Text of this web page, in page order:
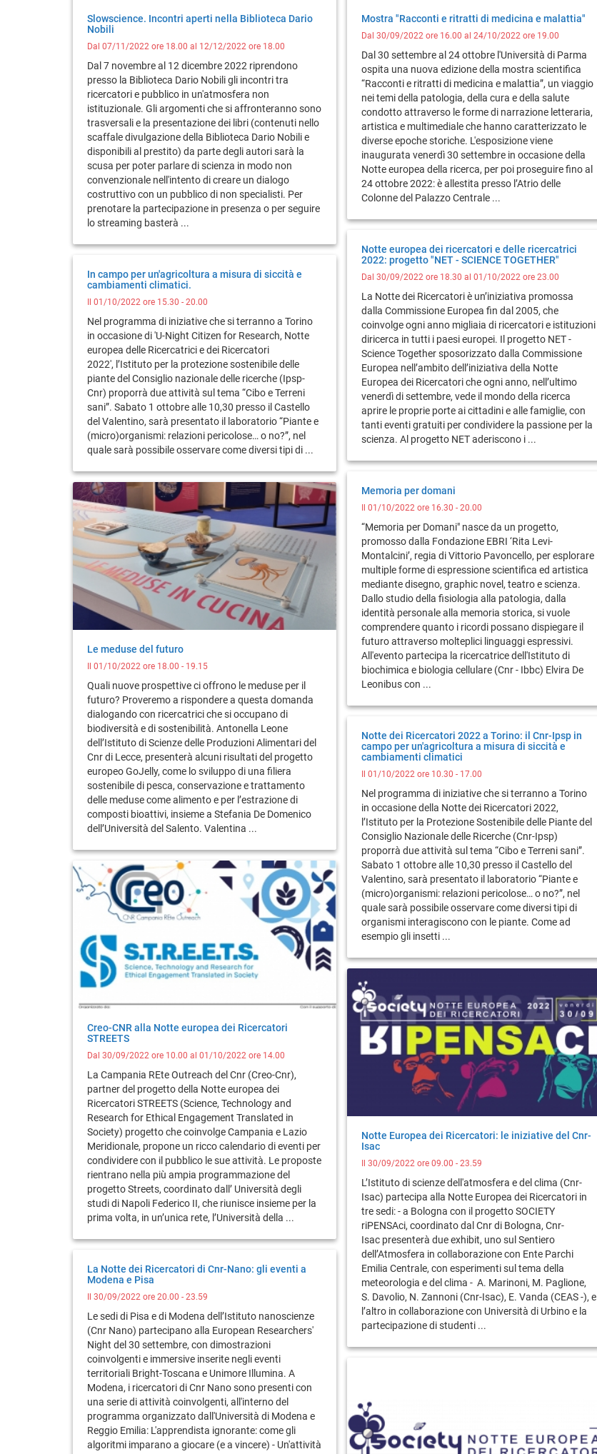
Slowscience. Incontri aperti nella Biblioteca Dario
Nobili
Dal 07/11/2022 ore 18.00 al 12/12/2022 ore 18.00
Dal 7 novembre al 12 dicembre 2022 riprendono
presso la Biblioteca Dario Nobili gli incontri tra
ricercatori e pubblico in un'atmosfera non
istituzionale. Gli argomenti che si affronteranno sono
trasversali e la presentazione dei libri (contenuti nello
scaffale divulgazione della Biblioteca Dario Nobili e
disponibili al prestito) da parte degli autori sarà la
scusa per poter parlare di scienza in modo non
convenzionale nell'intento di creare un dialogo
costruttivo con un pubblico di non specialisti. Per
prenotare la partecipazione in presenza o per seguire
lo streaming basterà ...
Mostra "Racconti e ritratti di medicina e malattia"
Dal 30/09/2022 ore 16.00 al 24/10/2022 ore 19.00
Dal 30 settembre al 24 ottobre l'Università di Parma
ospita una nuova edizione della mostra scientifica
“Racconti e ritratti di medicina e malattia”, un viaggio
nei temi della patologia, della cura e della salute
condotto attraverso le forme di narrazione letteraria,
artistica e multimediale che hanno caratterizzato le
diverse epoche storiche. L'esposizione viene
inaugurata venerdì 30 settembre in occasione della
Notte europea della ricerca, per poi proseguire fino al
24 ottobre 2022: è allestita presso l’Atrio delle
Colonne del Palazzo Centrale ...
Notte europea dei ricercatori e delle ricercatrici
2022: progetto "NET - SCIENCE TOGETHER"
Dal 30/09/2022 ore 18.30 al 01/10/2022 ore 23.00
La Notte dei Ricercatori è un’iniziativa promossa
dalla Commissione Europea fin dal 2005, che
coinvolge ogni anno migliaia di ricercatori e istituzioni
diricerca in tutti i paesi europei. Il progetto NET -
Science Together sposorizzato dalla Commissione
Europea nell’ambito dell’iniziativa della Notte
Europea dei Ricercatori che ogni anno, nell’ultimo
venerdì di settembre, vede il mondo della ricerca
aprire le proprie porte ai cittadini e alle famiglie, con
tanti eventi gratuiti per condividere la passione per la
scienza. Al progetto NET aderiscono i ...
In campo per un'agricoltura a misura di siccità e
cambiamenti climatici.
Il 01/10/2022 ore 15.30 - 20.00
Nel programma di iniziative che si terranno a Torino
in occasione di 'U-Night Citizen for Research, Notte
europea delle Ricercatrici e dei Ricercatori
2022', l’Istituto per la protezione sostenibile delle
piante del Consiglio nazionale delle ricerche (Ipsp-
Cnr) proporrà due attività sul tema “Cibo e Terreni
sani”. Sabato 1 ottobre alle 10,30 presso il Castello
del Valentino, sarà presentato il laboratorio “Piante e
(micro)organismi: relazioni pericolose… o no?”, nel
quale sarà possibile osservare come diversi tipi di ...
Memoria per domani
Il 01/10/2022 ore 16.30 - 20.00
“Memoria per Domani" nasce da un progetto,
promosso dalla Fondazione EBRI ‘Rita Levi-
Montalcini’, regia di Vittorio Pavoncello, per esplorare
multiple forme di espressione scientifica ed artistica
mediante disegno, graphic novel, teatro e scienza.
Dallo studio della fisiologia alla patologia, dalla
identità personale alla memoria storica, si vuole
comprendere quanto i ricordi possano dispiegare il
futuro attraverso molteplici linguaggi espressivi.
All'evento partecipa la ricercatrice dell'Istituto di
biochimica e biologia cellulare (Cnr - Ibbc) Elvira De
Leonibus con ...
Le meduse del futuro
Il 01/10/2022 ore 18.00 - 19.15
Quali nuove prospettive ci offrono le meduse per il
futuro? Proveremo a rispondere a questa domanda
dialogando con ricercatrici che si occupano di
biodiversità e di sostenibilità. Antonella Leone
dell’Istituto di Scienze delle Produzioni Alimentari del
Cnr di Lecce, presenterà alcuni risultati del progetto
europeo GoJelly, come lo sviluppo di una filiera
sostenibile di pesca, conservazione e trattamento
delle meduse come alimento e per l’estrazione di
composti bioattivi, insieme a Stefania De Domenico
dell’Università del Salento. Valentina ...
Notte dei Ricercatori 2022 a Torino: il Cnr-Ipsp in
campo per un'agricoltura a misura di siccità e
cambiamenti climatici
Il 01/10/2022 ore 10.30 - 17.00
Nel programma di iniziative che si terranno a Torino
in occasione della Notte dei Ricercatori 2022,
l’Istituto per la Protezione Sostenibile delle Piante del
Consiglio Nazionale delle Ricerche (Cnr-Ipsp)
proporrà due attività sul tema “Cibo e Terreni sani”.
Sabato 1 ottobre alle 10,30 presso il Castello del
Valentino, sarà presentato il laboratorio “Piante e
(micro)organismi: relazioni pericolose… o no?”, nel
quale sarà possibile osservare come diversi tipi di
organismi interagiscono con le piante. Come ad
esempio gli insetti ...
Creo-CNR alla Notte europea dei Ricercatori
STREETS
Dal 30/09/2022 ore 10.00 al 01/10/2022 ore 14.00
La Campania REte Outreach del Cnr (Creo-Cnr),
partner del progetto della Notte europea dei
Ricercatori STREETS (Science, Technology and
Research for Ethical Engagement Translated in
Society) progetto che coinvolge Campania e Lazio
Meridionale, propone un ricco calendario di eventi per
condividere con il pubblico le sue attività. Le proposte
rientrano nella più ampia programmazione del
progetto Streets, coordinato dall’ Università degli
studi di Napoli Federico II, che riunisce insieme per la
prima volta, in un’unica rete, l’Università della ...
Notte Europea dei Ricercatori: le iniziative del Cnr-
Isac
Il 30/09/2022 ore 09.00 - 23.59
L’Istituto di scienze dell'atmosfera e del clima (Cnr-
Isac) partecipa alla Notte Europea dei Ricercatori in
tre sedi: - a Bologna con il progetto SOCIETY
riPENSAci, coordinato dal Cnr di Bologna, Cnr-
Isac presenterà due exhibit, uno sul Sentiero
dell’Atmosfera in collaborazione con Ente Parchi
Emilia Centrale, con esperimenti sul tema della
meteorologia e del clima - A. Marinoni, M. Paglione,
S. Davolio, N. Zannoni (Cnr-Isac), E. Vanda (CEAS -), e
l’altro in collaborazione con Università di Urbino e la
partecipazione di studenti ...
La Notte dei Ricercatori di Cnr-Nano: gli eventi a
Modena e Pisa
Il 30/09/2022 ore 20.00 - 23.59
Le sedi di Pisa e di Modena dell’Istituto nanoscienze
(Cnr Nano) partecipano alla European Researchers'
Night del 30 settembre, con dimostrazioni
coinvolgenti e immersive inserite negli eventi
territoriali Bright-Toscana e Unimore Illumina. A
Modena, i ricercatori di Cnr Nano sono presenti con
una serie di attività coinvolgenti, all'interno del
programma organizzato dall'Università di Modena e
Reggio Emilia: L'apprendista ignorante: come gli
algoritmi imparano a giocare (e a vincere) - Un'attività